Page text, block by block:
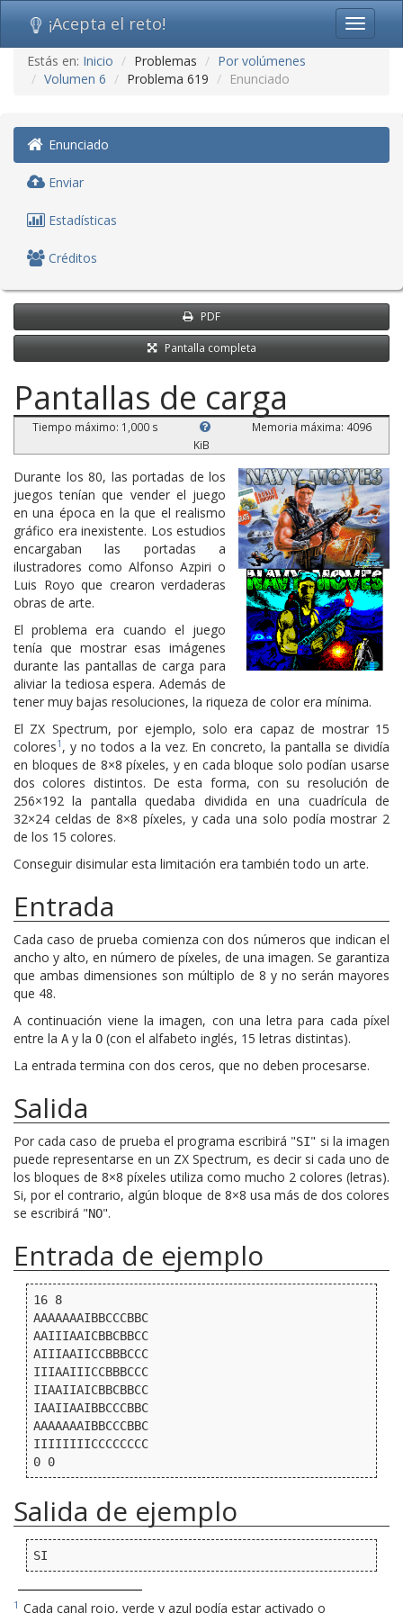
Ir
contenido
navegación)
Toggle
¡Acepta el reto!
Estás en: Inicio Problemas
Por volúmenes
Volumen 6
Problema 619 Enunciado
Enunciado
Enviar
Estadísticas
Créditos
PDF
Pantalla completa
Pantallas de carga
Tiempo máximo: 1,000 s
Memoria máxima: 4096
KiB
Durante los 80, las portadas de los
juegos tenían que vender el juego
en una época en la que el realismo
gráfico era inexistente. Los estudios
encargaban las portadas a
ilustradores como Alfonso Azpiri o
Luis Royo que crearon verdaderas
obras de arte.
El problema era cuando el juego
tenía que mostrar esas imágenes
durante las pantallas de carga para
aliviar la tediosa espera. Además de
tener muy bajas resoluciones, la riqueza de color era mínima.
El ZX Spectrum, por ejemplo, solo era capaz de mostrar 15
colores1 , y no todos a la vez. En concreto, la pantalla se dividía
en bloques de 8×8 píxeles, y en cada bloque solo podían usarse
dos colores distintos. De esta forma, con su resolución de
256×192 la pantalla quedaba dividida en una cuadrícula de
32×24 celdas de 8×8 píxeles, y cada una solo podía mostrar 2
de los 15 colores.
Conseguir disimular esta limitación era también todo un arte.
Entrada
Cada caso de prueba comienza con dos números que indican el
ancho y alto, en número de píxeles, de una imagen. Se garantiza
que ambas dimensiones son múltiplo de 8 y no serán mayores
que 48.
A continuación viene la imagen, con una letra para cada píxel
entre la A y la O (con el alfabeto inglés, 15 letras distintas).
La entrada termina con dos ceros, que no deben procesarse.
Salida
Por cada caso de prueba el programa escribirá "SI" si la imagen
puede representarse en un ZX Spectrum, es decir si cada uno de
los bloques de 8×8 píxeles utiliza como mucho 2 colores (letras).
Si, por el contrario, algún bloque de 8×8 usa más de dos colores
se escribirá "NO".
Entrada de ejemplo
16 8
AAAAAAAIBBCCCBBC
AAIIIAAICBBCBBCC
AIIIAAIICCBBBCCC
IIIAAIIICCBBBCCC
IIAAIIAICBBCBBCC
IAAIIAAIBBCCCBBC
AAAAAAAIBBCCCBBC
IIIIIIIICCCCCCCC
Salida de ejemplo
1 Cada canal rojo, verde y azul podía estar activado o